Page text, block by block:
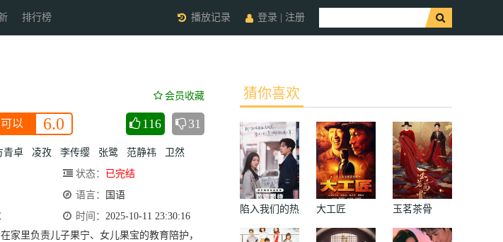
排行榜 登录 注册
播放记录
会员收藏
以 6.0 116 31
青卓 凌孜 李传缨 张鹭 范静祎
卫然
状态：
已完结
语言：
国语
时间： 2025-10-11 23:30:16
里负责儿子果宁、女儿果宝的教育陪护，
猜你喜欢
陷入我们的热
恋
大工匠 玉茗茶骨